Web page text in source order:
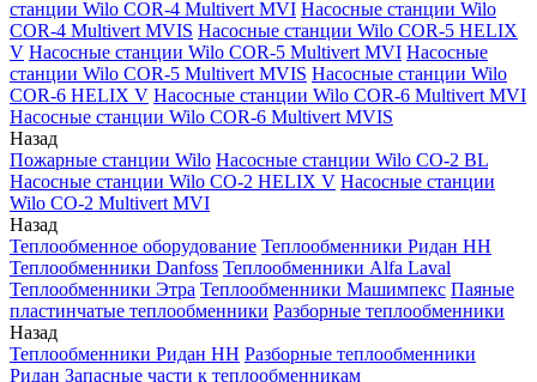
станции Wilo COR-4 Multivert MVI Насосные станции Wilo
COR-4 Multivert MVIS Насосные станции Wilo COR-5 HELIX
V Насосные станции Wilo COR-5 Multivert MVI Насосные
станции Wilo COR-5 Multivert MVIS Насосные станции Wilo
COR-6 HELIX V Насосные станции Wilo COR-6 Multivert MVI
Насосные станции Wilo COR-6 Multivert MVIS
Назад
Пожарные станции Wilo Насосные станции Wilo CO-2 BL
Насосные станции Wilo CO-2 HELIX V Насосные станции
Wilo CO-2 Multivert MVI
Назад
Теплообменное оборудование Теплообменники Ридан НН
Теплообменники Danfoss Теплообменники Alfa Laval
Теплообменники Этра Теплообменники Машимпекс Паяные
пластинчатые теплообменники Разборные теплообменники
Назад
Теплообменники Ридан НН Разборные теплообменники
Ридан Запасные части к теплообменникам